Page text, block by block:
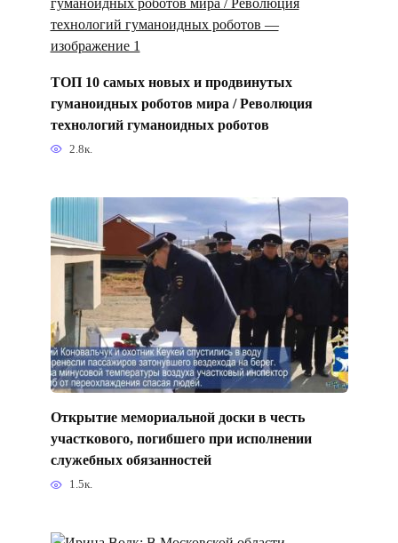
ТОП 10 самых новых и продвинутых
гуманоидных роботов мира / Революция
технологий гуманоидных роботов
2.8к.
Открытие мемориальной доски в честь
участкового, погибшего при исполнении
служебных обязанностей
1.5к.